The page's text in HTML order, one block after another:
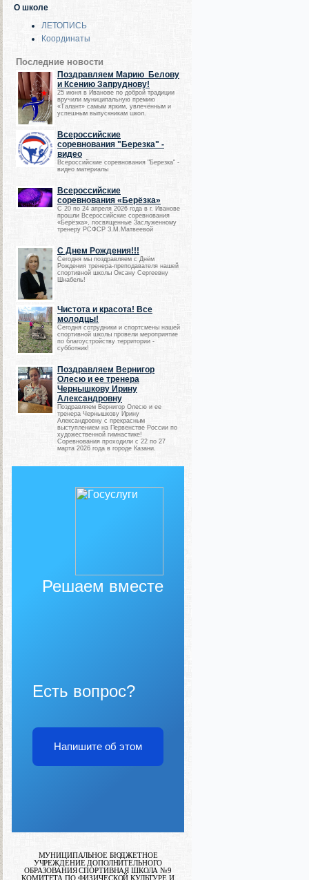
О школе
ЛЕТОПИСЬ
Координаты
Последние новости
Поздравляем Марию Белову
и Ксению Запруднову!
25 июня в Иванове по доброй традиции
вручили муниципальную премию
«Талант» самым ярким, увлечённым и
успешным выпускникам школ.
Всероссийские
соревнования "Березка" -
видео
Всероссийские соревнования "Березка" -
видео материалы
Всероссийские
соревнования «Берёзка»
С 20 по 24 апреля 2026 года в г. Иванове
прошли Всероссийские соревнования
«Берёзка», посвященные Заслуженному
тренеру РСФСР З.М.Матвеевой
С Днем Рождения!!!
Сегодня мы поздравляем с Днём
Рождения тренера-преподавателя нашей
спортивной школы Оксану Сергеевну
Шнабель!
Чистота и красота! Все
молодцы!
Сегодня сотрудники и спортсмены нашей
спортивной школы провели мероприятие
по благоустройству территории -
субботник!
Поздравляем Вернигор
Олесю и ее тренера
Чернышкову Ирину
Александровну
Поздравляем Вернигор Олесю и ее
тренера Чернышкову Ирину
Александровну с прекрасным
выступлением на Первенстве России по
художественной гимнастике!
Соревнования проходили с 22 по 27
марта 2026 года в городе Казани.
Решаем вместе
Есть вопрос?
Напишите об этом
МУНИЦИПАЛЬНОЕ БЮДЖЕТНОЕ
УЧРЕЖДЕНИЕ ДОПОЛНИТЕЛЬНОГО
ОБРАЗОВАНИЯ СПОРТИВНАЯ ШКОЛА №9
КОМИТЕТА ПО ФИЗИЧЕСКОЙ КУЛЬТУРЕ И